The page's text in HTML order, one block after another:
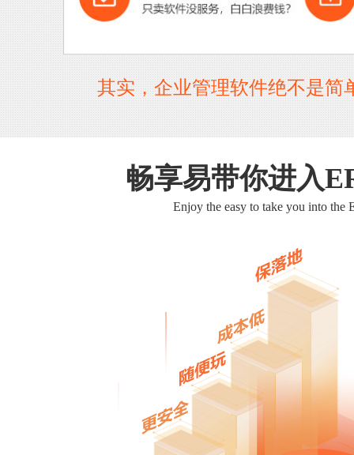
其实，企业管理软件绝不是
畅享易带你进入
Enjoy the easy to take you into the